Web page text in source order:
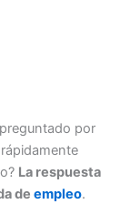
por
rápidamente
La respuesta
de empleo.